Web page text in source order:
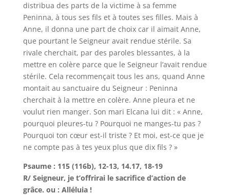
distribua des parts de la victime à sa femme
Peninna, à tous ses fils et à toutes ses filles. Mais à
Anne, il donna une part de choix car il aimait Anne,
que pourtant le Seigneur avait rendue stérile. Sa
rivale cherchait, par des paroles blessantes, à la
mettre en colère parce que le Seigneur l’avait rendue
stérile. Cela recommençait tous les ans, quand Anne
montait au sanctuaire du Seigneur : Peninna
cherchait à la mettre en colère. Anne pleura et ne
voulut rien manger. Son mari Elcana lui dit : « Anne,
pourquoi pleures-tu ? Pourquoi ne manges-tu pas ?
Pourquoi ton cœur est-il triste ? Et moi, est-ce que je
ne compte pas à tes yeux plus que dix fils ? »
Psaume : 115 (116b), 12-13, 14.17, 18-19
R/ Seigneur, je t’offrirai le sacrifice d’action de
grâce. ou : Alléluia !